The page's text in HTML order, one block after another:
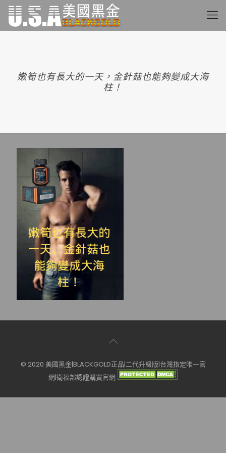
嫩筍也有長大的一天，金針菇也能夠變成大海
柱！
© 2020 美國黑金|BLACKGOLD正品|二代升級版|台灣指定唯一官
網|衛福部認證購買官網